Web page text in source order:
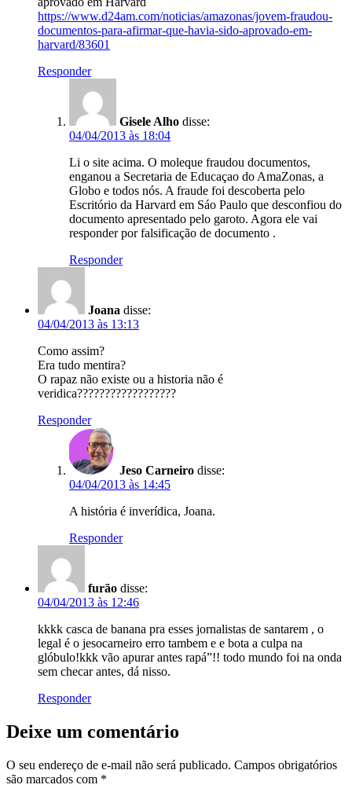
https://www.d24am.com/noticias/amazonas/jovem-fraudou-
documentos-para-afirmar-que-havia-sido-aprovado-em-
harvard/83601
Responder
Gisele Alho disse:
04/04/2013 às 18:04
Li o site acima. O moleque fraudou documentos,
enganou a Secretaria de Educaçao do AmaZonas, a
Globo e todos nós. A fraude foi descoberta pelo
Escritório da Harvard em Sáo Paulo que desconfiou do
documento apresentado pelo garoto. Agora ele vai
responder por falsificação de documento .
Responder
Joana disse:
04/04/2013 às 13:13
Como assim?
Era tudo mentira?
O rapaz não existe ou a historia não é
veridica??????????????????
Responder
Jeso Carneiro disse:
04/04/2013 às 14:45
A história é inverídica, Joana.
Responder
furão disse:
04/04/2013 às 12:46
kkkk casca de banana pra esses jornalistas de santarem , o
legal é o jesocarneiro erro tambem e e bota a culpa na
glóbulo!kkk vão apurar antes rapá”!! todo mundo foi na onda
sem checar antes, dá nisso.
Responder
Deixe um comentário
O seu endereço de e-mail não será publicado. Campos obrigatórios
são marcados com *